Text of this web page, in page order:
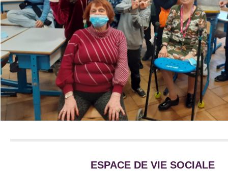
ESPACE DE VIE SOCIALE